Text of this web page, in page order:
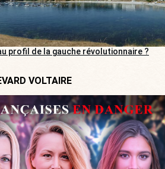
profil de la gauche révolutionnaire ?
VOLTAIRE